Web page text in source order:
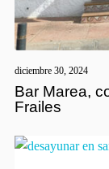
diciembre 30, 2024
Bar Marea,
Frailes